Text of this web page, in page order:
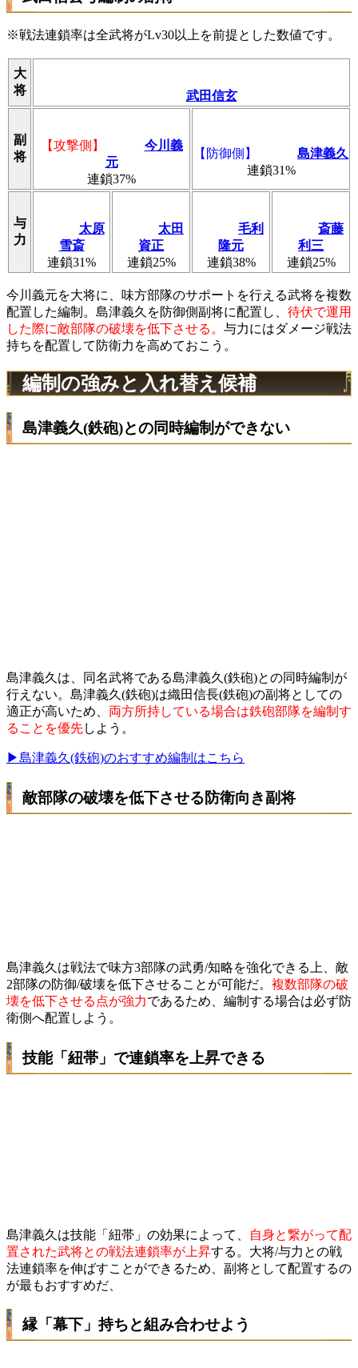
※戦法連鎖率は全武将がLv30以上を前提とした数値です。
大
将
武田信玄
副
将
【攻撃側】
今川義
元
連鎖37%
【防御側】
島津義久
連鎖31%
与
力
太原
雪斎
連鎖31%
太田
資正
連鎖25%
毛利
隆元
連鎖38%
斎藤
利三
連鎖25%
今川義元を大将に、味方部隊のサポートを行える武将を複数
配置した編制。島津義久を防御側副将に配置し、 待伏で運用
した際に敵部隊の破壊を低下させる。 与力にはダメージ戦法
持ちを配置して防衛力を高めておこう。
編制の強みと入れ替え候補
島津義久(鉄砲)との同時編制ができない
島津義久は、同名武将である島津義久(鉄砲)との同時編制が
行えない。島津義久(鉄砲)は織田信長(鉄砲)の副将としての
適正が高いため、 両方所持している場合は鉄砲部隊を編制す
ることを優先しよう。
▶島津義久(鉄砲)のおすすめ編制はこちら
敵部隊の破壊を低下させる防衛向き副将
島津義久は戦法で味方3部隊の武勇/知略を強化できる上、敵
2部隊の防御/破壊を低下させることが可能だ。 複数部隊の破
壊を低下させる点が強力であるため、編制する場合は必ず防
衛側へ配置しよう。
技能「紐帯」で連鎖率を上昇できる
島津義久は技能「紐帯」の効果によって、
自身と繋がって配
置された武将との戦法連鎖率が上昇する。大将/与力との戦
法連鎖率を伸ばすことができるため、副将として配置するの
が最もおすすめだ、
縁「幕下」持ちと組み合わせよう